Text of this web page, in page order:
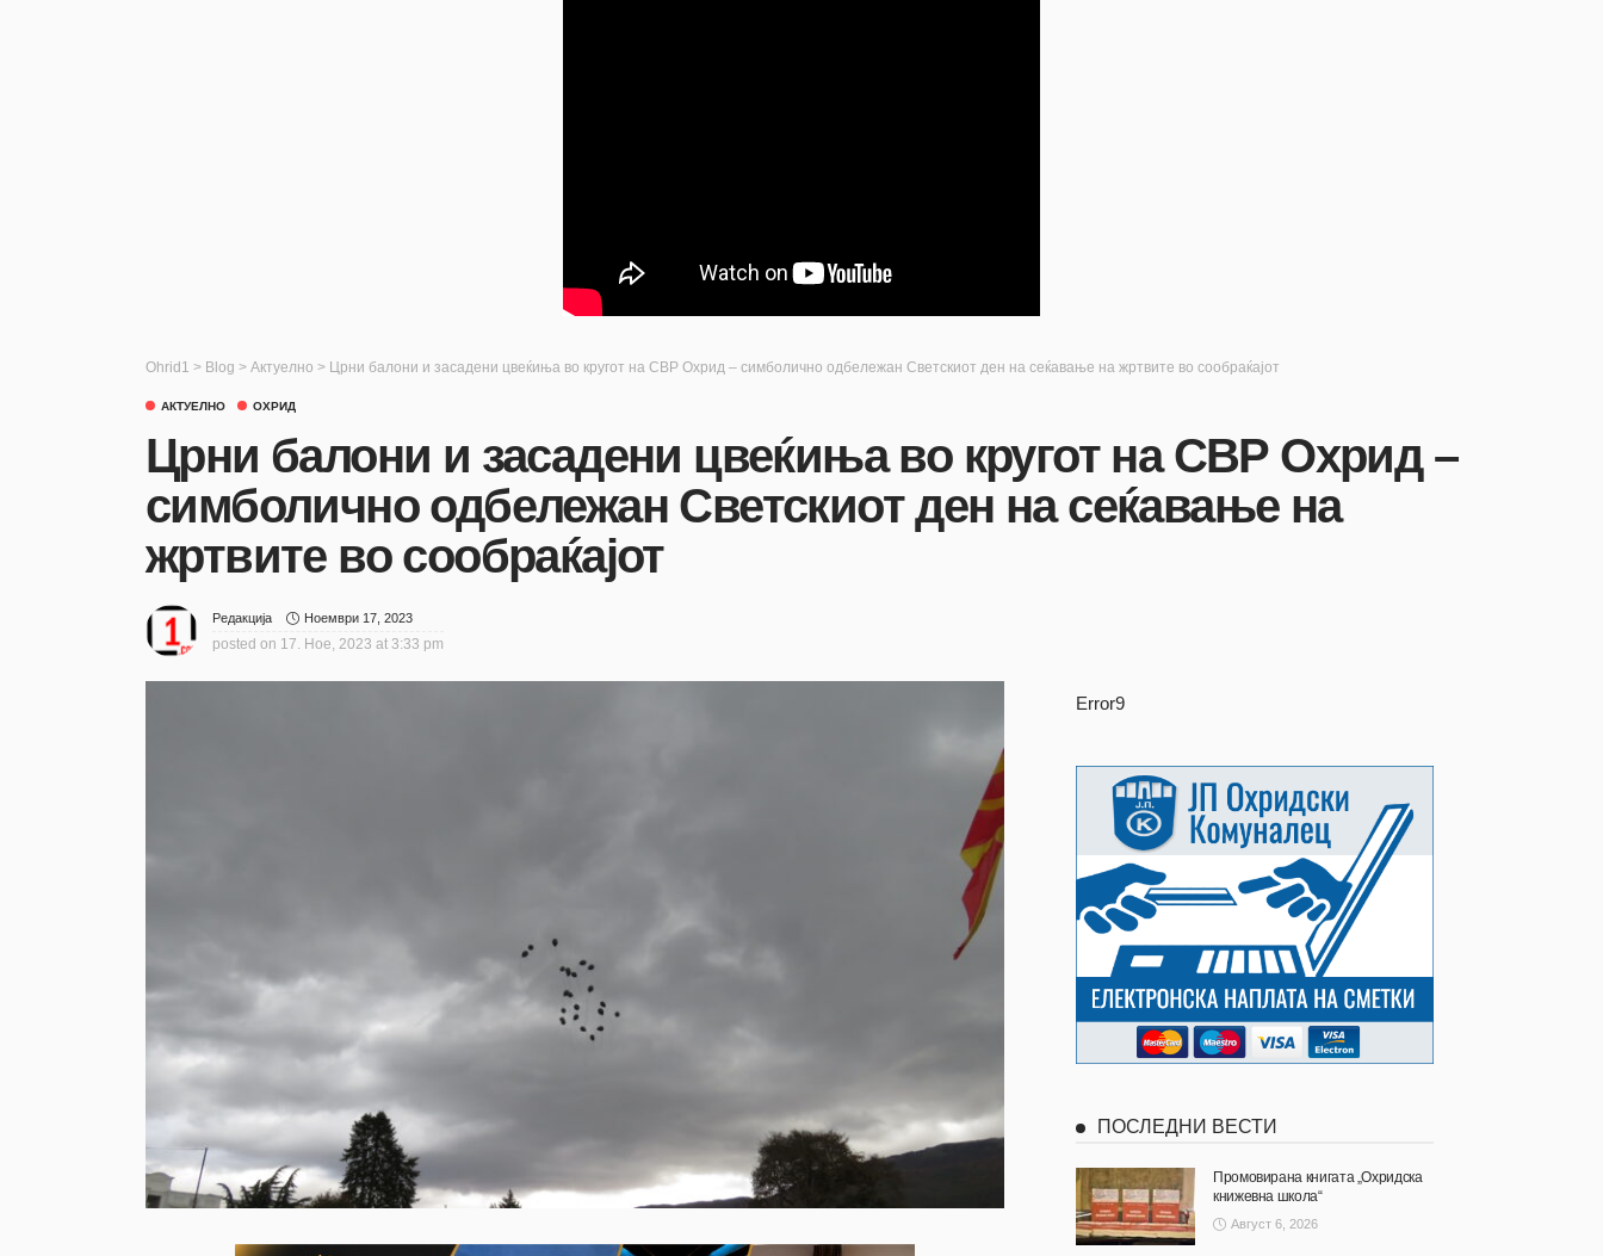
Ohrid1 > Blog > Актуелно > Црни балони и засадени цвеќиња во кругот на СВР Охрид – симболично одбележан Светскиот ден на сеќавање на жртвите во сообраќајот
АКТУЕЛНО ОХРИД
Црни балони и засадени цвеќиња во кругот на СВР Охрид –
симболично одбележан Светскиот ден на сеќавање на
жртвите во сообраќајот
Редакција Ноември 17, 2023
posted on 17. Ное, 2023 at 3:33 pm
Error9
ПОСЛЕДНИ ВЕСТИ
Промовирана книгата „Охридска
книжевна школа“
Август 6, 2026